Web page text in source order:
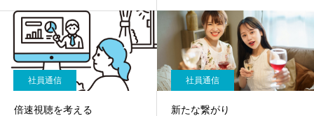
社員通信
倍速視聴を考える
社員通信
新たな繋がり